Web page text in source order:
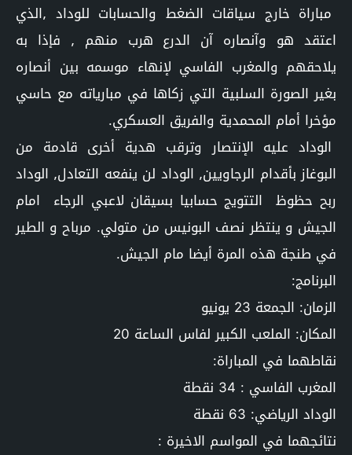
مباراة خارج سياقات الضغط والحسابات للوداد ٫الذي
اعتقد هو وآنصاره آن الدرع هرب منهم ٫ فإذا به
يلاحقهم والمغرب الفاسي لإنهاء موسمه بين أنصاره
بغير الصورة السلبية التي زكاها في مبارياته مع حاسي
مؤخرا أمام المحمدية والفريق العسكري.
الوداد عليه الإنتصار وترقب هدية أخرى قادمة من
البوغاز بأقدام الرجاويين٫ الوداد لن ينفعه التعادل٫ الوداد
ربح حظوظ التتويج حسابيا بسيقان لاعبي الرجاء امام
الجيش و ينتظر نصف البونيس من متولي. مرباح و الطير
في طنجة هذه المرة أيضا مام الجيش.
البرنامج:
الزمان: الجمعة 23 يونيو
المكان: الملعب الكبير لفاس الساعة 20
نقاطهما في المباراة:
المغرب الفاسي : 34 نقطة
الوداد الرياضي: 63 نقطة
نتائجهما في المواسم الاخيرة :